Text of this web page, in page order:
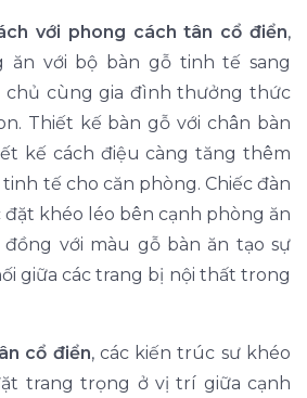
với phong cách tân cổ điển,
ăn với bộ bàn gỗ tinh tế sang
chủ cùng gia đình thưởng thức
Thiết kế bàn gỗ với chân bàn
kế cách điệu càng tăng thêm
tế cho căn phòng. Chiếc đàn
đặt khéo léo bên cạnh phòng ăn
với màu gỗ bàn ăn tạo sự
giữa các trang bị nội thất trong
cổ điển, các kiến trúc sư khéo
trang trọng ở vị trí giữa cạnh